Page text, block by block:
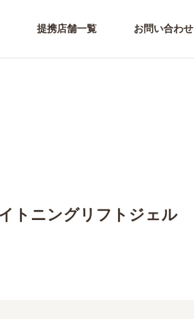
提携店舗一覧 お問い合わせ
トニングリフトジェル